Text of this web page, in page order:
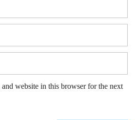
and website in this browser for the next